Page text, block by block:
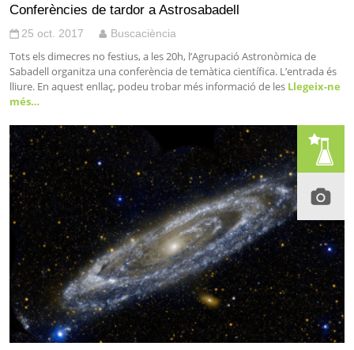
Conferències de tardor a Astrosabadell
25 oct. 2017 Buscaciència
Tots els dimecres no festius, a les 20h, l’Agrupació Astronòmica de
Sabadell organitza una conferència de temàtica científica. L’entrada és
lliure. En aquest enllaç, podeu trobar més informació de les Llegeix-ne
més…